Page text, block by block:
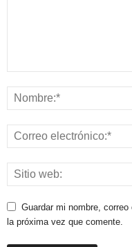
Guardar mi nombre,
la próxima vez que comente.